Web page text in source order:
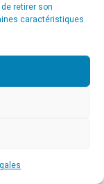
retirer son
caractéristiques
CS ] - Conseil en